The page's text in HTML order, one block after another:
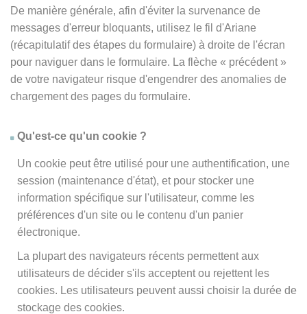
De manière générale, afin d'éviter la survenance de
messages d'erreur bloquants, utilisez le fil d'Ariane
(récapitulatif des étapes du formulaire) à droite de l'écran
pour naviguer dans le formulaire. La flèche « précédent »
de votre navigateur risque d'engendrer des anomalies de
chargement des pages du formulaire.
Qu'est-ce qu'un cookie ?
Un cookie peut être utilisé pour une authentification, une
session (maintenance d'état), et pour stocker une
information spécifique sur l'utilisateur, comme les
préférences d'un site ou le contenu d'un panier
électronique.
La plupart des navigateurs récents permettent aux
utilisateurs de décider s'ils acceptent ou rejettent les
cookies. Les utilisateurs peuvent aussi choisir la durée de
stockage des cookies.